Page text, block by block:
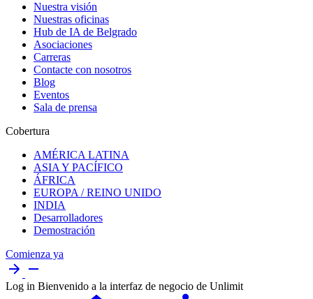
Nuestra visión
Nuestras oficinas
Hub de IA de Belgrado
Asociaciones
Carreras
Contacte con nosotros
Blog
Eventos
Sala de prensa
Cobertura
AMÉRICA LATINA
ASIA Y PACÍFICO
ÁFRICA
EUROPA / REINO UNIDO
INDIA
Desarrolladores
Demostración
Comienza ya
Log in Bienvenido a la interfaz de negocio de Unlimit